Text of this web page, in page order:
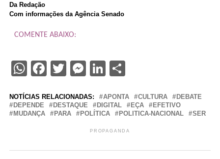
Da Redação
Com informações da Agência Senado
COMENTE ABAIXO:
WhatsApp
Facebook
Twitter
Messenger
LinkedIn
Share
NOTÍCIAS RELACIONADAS: APONTA CULTURA
DEBATE
DEPENDE
DESTAQUE DIGITAL EÇA
EFETIVO
MUDANÇA
PARA POLÍTICA POLITICA-NACIONAL SER
PROPAGANDA